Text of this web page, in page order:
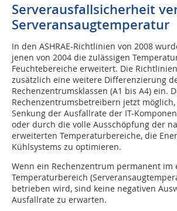
Serverausfallsicherheit
Serveransaugtemperatur
In den ASHRAE-Richtlinien von 2008
jenen von 2004 die zulässigen
Feuchtebereiche erweitert. Die
zusätzlich eine weitere Differenzierung
Rechenzentrumsklassen (A1 bis A4) ein.
Rechenzentrumsbetreibern jetzt
Senkung der Ausfallrate der IT-
oder durch die volle Ausschöpfung der
erweiterten Temperaturbereiche, die
Kühlsystems zu optimieren.
Wenn ein Rechenzentrum permanent im
Tempe­ra­turbereich
betrieben wird, sind keine negativen
Ausfallrate zu erwarten.